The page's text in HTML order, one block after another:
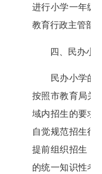
进行小学一年级
教育行政主管部
四、民办小学
民办小学的招
按照市教育局关
域内招生的要求
自觉规范招生行
提前组织招生，
的统一知识性考